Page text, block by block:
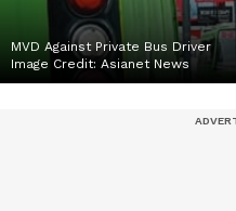
MVD Against Private Bus Driver
Image Credit: Asianet News